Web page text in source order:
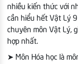
nhiều kiến thức với
cần hiểu hết Vật Lý
chuyên môn Vật Lý,
hợp nhất.
➤ Môn Hóa học là